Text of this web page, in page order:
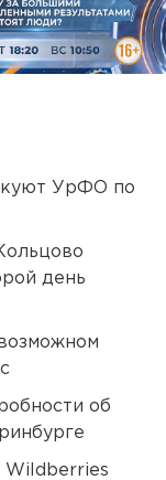
УрФО по
день
об
Wildberries